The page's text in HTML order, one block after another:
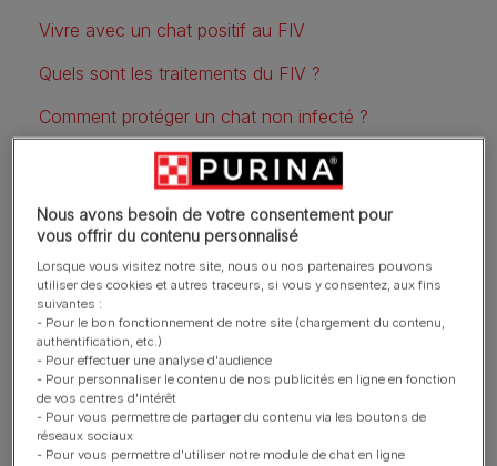
Vivre avec un chat positif au FIV
Quels sont les traitements du FIV ?
Comment protéger un chat non infecté ?
Foire aux questions (FAQ)
Le FIV du chat : qu’est-ce
que c’est ?
Le FIV est unlentivirus, un type de virus qui évolue
lentement dans l’organisme. Après contamination, un
chat peut rester en bonne santé pendant plusieurs
années avant que des symptômes n’apparaissent.
Nous avons besoin de votre consentement pour
vous offrir du contenu personnalisé
Lorsque vous visitez notre site, nous ou nos partenaires pouvons
utiliser des cookies et autres traceurs, si vous y consentez, aux fins
suivantes :
- Pour le bon fonctionnement de notre site (chargement du contenu,
authentification, etc.)
- Pour effectuer une analyse d'audience
- Pour personnaliser le contenu de nos publicités en ligne en fonction
de vos centres d'intérêt
- Pour vous permettre de partager du contenu via les boutons de
réseaux sociaux
- Pour vous permettre d'utiliser notre module de chat en ligne